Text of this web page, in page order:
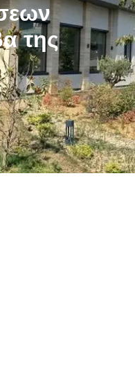
της